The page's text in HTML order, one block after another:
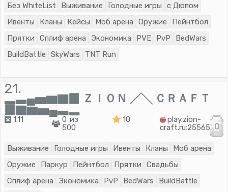
Без WhiteList Выживание Голодные игры
с Дюпом
Ивенты
Кланы Кейсы Моб арена Оружие
Пейнтбол
Прятки
Сплиф арена Экономика PVE PvP
BedWars
BuildBattle
SkyWars TNT Run
21.
▂▃▄▅▆▇▉ ＺＩＯＮ ╱╲ ＣＲＡＦＴ
▉▇▆▅▄▃▂
1.11
0 из
500
10
play.zion-
craft.ru:25565 0
Выживание Голодные игры Ивенты Кланы
Моб арена
Оружие
Паркур Пейнтбол Прятки
Свадьбы
Сплиф арена
Экономика PvP BedWars
BuildBattle